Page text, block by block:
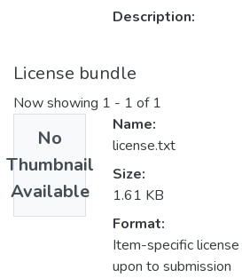
Description:
License bundle
Now showing 1 - 1 of 1
No
Thumbnail
Available
Name:
license.txt
Size:
1.61 KB
Format:
Item-specific
upon to submission